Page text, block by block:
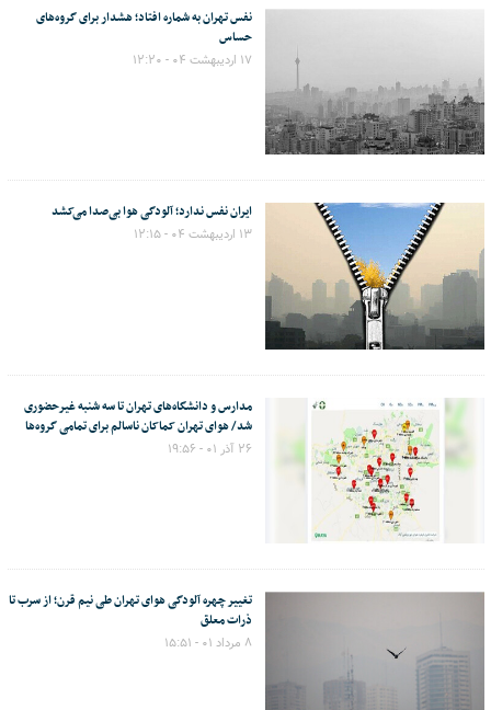
نفس تهران به شماره افتاد؛ هشدار برای گروه‌های
حساس
۱۷ اردیبهشت ۰۴ - ۱۲:۲۰
ایران نفس ندارد؛ آلودگی هوا بی‌صدا می‌کشد
۱۳ اردیبهشت ۰۴ - ۱۲:۱۵
مدارس و دانشگاه‌های تهران تا سه شنبه غیرحضوری
شد/ هوای تهران کماکان ناسالم برای تمامی گروه‌ها
۲۶ آذر ۰۱ - ۱۹:۵۶
تغییر چهره آلودگی هوای تهران طی نیم قرن؛ از سرب تا
ذرات معلق
۸ مرداد ۰۱ - ۱۵:۵۱